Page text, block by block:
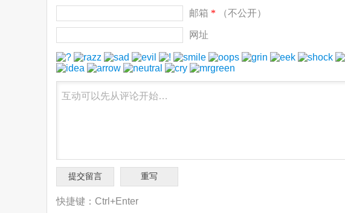
邮箱 * （不公开）
网址
快捷键：Ctrl+Enter